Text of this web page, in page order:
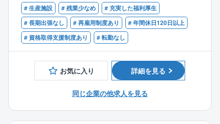
※空調・衛生設備設計、建築設備設計などの経験者は、
これまでのキャリアを活かし即戦力のコアメンバーと
してお迎えします。
【同社について】
業界最大手である東京ガスのグループ会社であり、設
築する大もととなる上流工程の中でも、同社は、測量
す。現在は、コンピュータによるマッピングシステム
# 生産施設 # 残業少なめ
# 充実した福利厚生
# 長期出張なし
# 再雇用制度あり
# 年間休日120日以上
# 資格取得支援制度あり
# 転勤なし
お気に入り 詳細を見る
同じ企業の他求人を見る